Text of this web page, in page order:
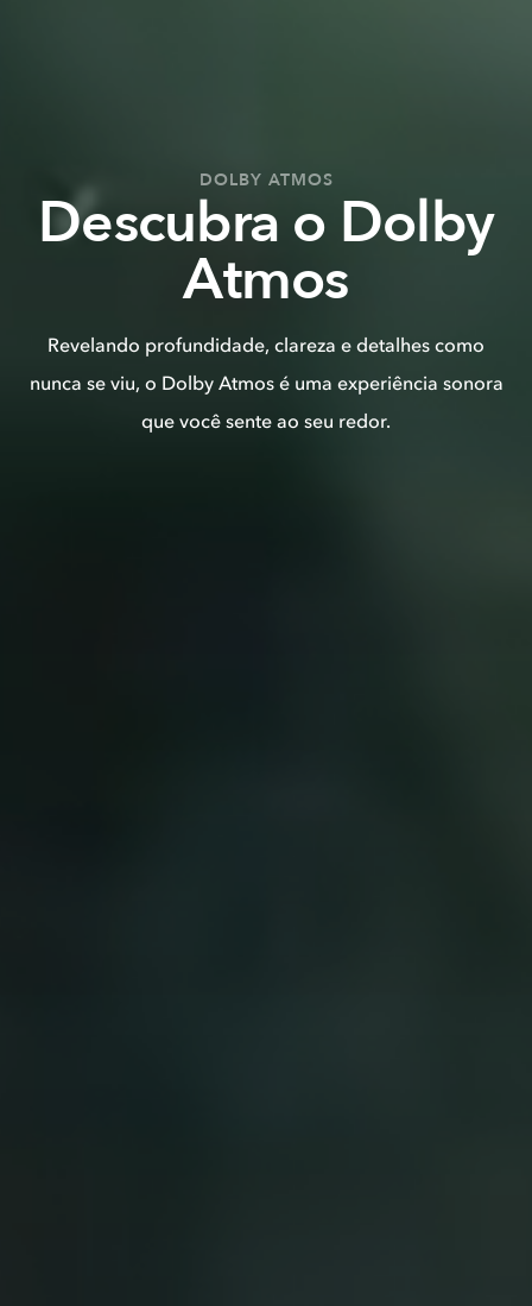
DOLBY ATMOS
Descubra o Dolby
Atmos
Revelando profundidade, clareza e detalhes como
nunca se viu, o Dolby Atmos é uma experiência sonora
que você sente ao seu redor.